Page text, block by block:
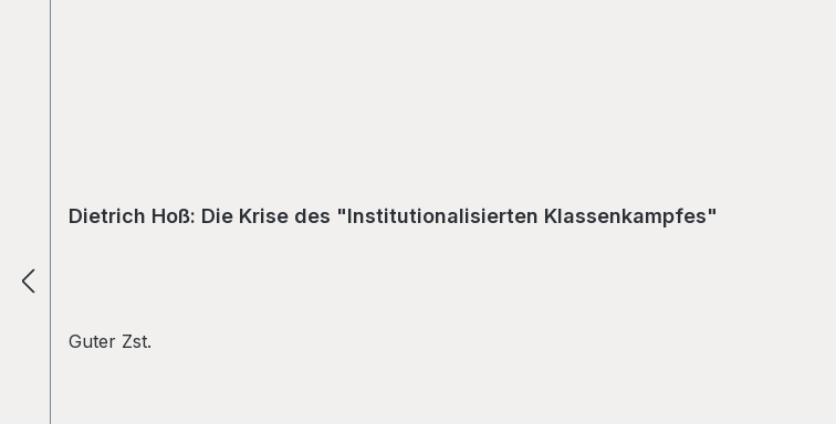
Dietrich Hoß: Die Krise des "Institutionalisierten Klassenkampfes"
Guter Zst.